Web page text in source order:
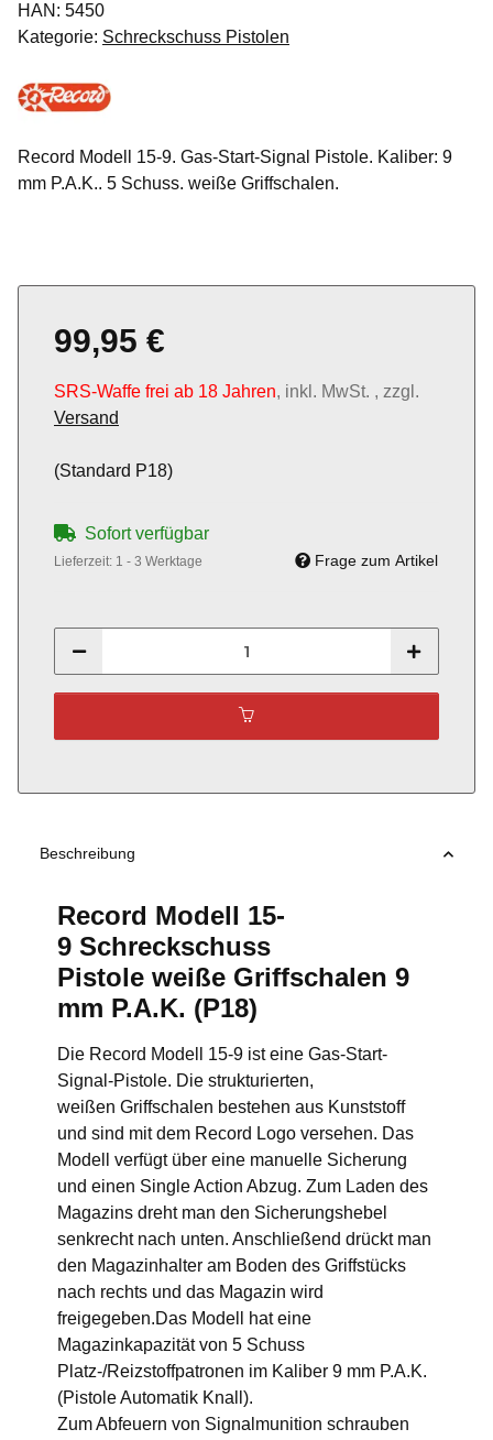
HAN: 5450
Kategorie: Schreckschuss Pistolen
Record Modell 15-9. Gas-Start-Signal Pistole. Kaliber: 9
mm P.A.K.. 5 Schuss. weiße Griffschalen.
99,95 €
SRS-Waffe frei ab 18 Jahren, inkl. MwSt. , zzgl.
Versand
(Standard P18)
Sofort verfügbar
Lieferzeit: 1 - 3 Werktage Frage zum Artikel
Beschreibung
Record Modell 15-
9 Schreckschuss
Pistole weiße Griffschalen 9
mm P.A.K. (P18)
Die Record Modell 15-9 ist eine Gas-Start-
Signal-Pistole. Die strukturierten,
weißen Griffschalen bestehen aus Kunststoff
und sind mit dem Record Logo versehen. Das
Modell verfügt über eine manuelle Sicherung
und einen Single Action Abzug. Zum Laden des
Magazins dreht man den Sicherungshebel
senkrecht nach unten. Anschließend drückt man
den Magazinhalter am Boden des Griffstücks
nach rechts und das Magazin wird
freigegeben.Das Modell hat eine
Magazinkapazität von 5 Schuss
Platz-/Reizstoffpatronen im Kaliber 9 mm P.A.K.
(Pistole Automatik Knall).
Zum Abfeuern von Signalmunition schrauben